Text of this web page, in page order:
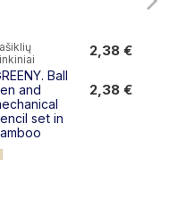
Ball
and
set in
2,38 €
2,38 €